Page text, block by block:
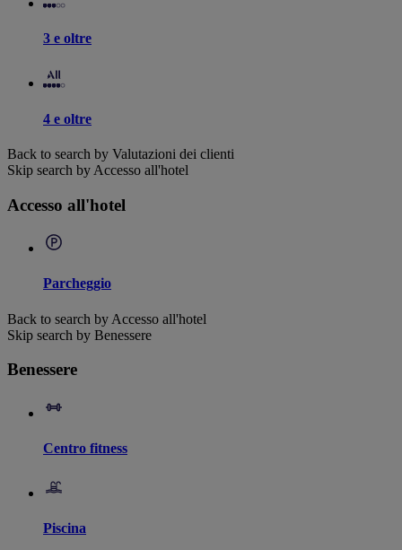
3 e oltre
4 e oltre
Back to search by Valutazioni dei clienti
Skip search by Accesso all'hotel
Accesso all'hotel
Parcheggio
Back to search by Accesso all'hotel
Skip search by Benessere
Benessere
Centro fitness
Piscina